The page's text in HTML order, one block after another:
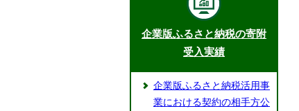
企業版ふるさと納税の寄附
受入実績
企業版ふるさと納税活用事
業における契約の相手方公